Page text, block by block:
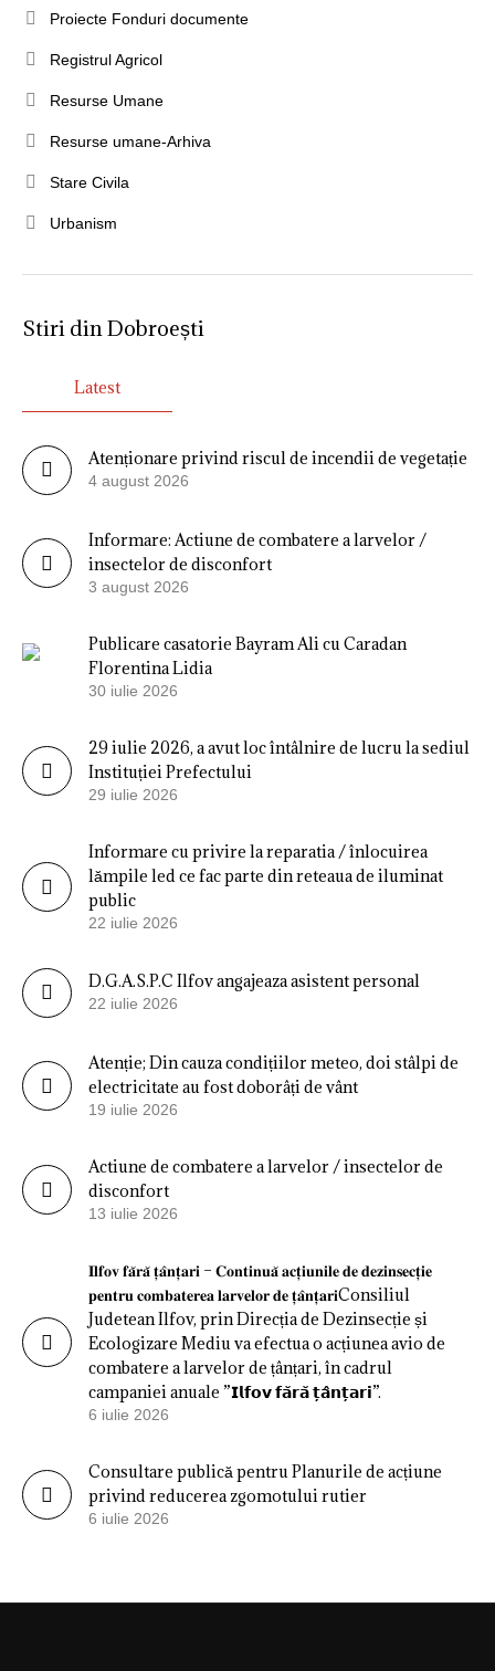
Proiecte Fonduri documente
Registrul Agricol
Resurse Umane
Resurse umane-Arhiva
Stare Civila
Urbanism
Stiri din Dobroești
Latest
Atenționare privind riscul de incendii de vegetație
4 august 2026
Informare: Actiune de combatere a larvelor /
insectelor de disconfort
3 august 2026
Publicare casatorie Bayram Ali cu Caradan
Florentina Lidia
30 iulie 2026
29 iulie 2026, a avut loc întâlnire de lucru la sediul
Instituției Prefectului
29 iulie 2026
Informare cu privire la reparatia / înlocuirea
lămpile led ce fac parte din reteaua de iluminat
public
22 iulie 2026
D.G.A.S.P.C Ilfov angajeaza asistent personal
22 iulie 2026
Atenție; Din cauza condițiilor meteo, doi stâlpi de
electricitate au fost doborâți de vânt
19 iulie 2026
Actiune de combatere a larvelor / insectelor de
disconfort
13 iulie 2026
𝐈𝐥𝐟𝐨𝐯 𝐟𝐚̆𝐫𝐚̆ 𝐭̦𝐚̂𝐧𝐭̦𝐚𝐫𝐢 – 𝐂𝐨𝐧𝐭𝐢𝐧𝐮𝐚̆ 𝐚𝐜𝐭̦𝐢𝐮𝐧𝐢𝐥𝐞 𝐝𝐞 𝐝𝐞𝐳𝐢𝐧𝐬𝐞𝐜𝐭̦𝐢𝐞
𝐩𝐞𝐧𝐭𝐫𝐮 𝐜𝐨𝐦𝐛𝐚𝐭𝐞𝐫𝐞𝐚 𝐥𝐚𝐫𝐯𝐞𝐥𝐨𝐫 𝐝𝐞 𝐭̦𝐚̂𝐧𝐭̦𝐚𝐫𝐢Consiliul
Judetean Ilfov, prin Direcția de Dezinsecție și
Ecologizare Mediu va efectua o acțiunea avio de
combatere a larvelor de țânțari, în cadrul
campaniei anuale ”𝗜𝗹𝗳𝗼𝘃 𝗳𝗮̆𝗿𝗮̆ 𝘁̦𝗮̂𝗻𝘁̦𝗮𝗿𝗶”.
6 iulie 2026
Consultare publică pentru Planurile de acțiune
privind reducerea zgomotului rutier
6 iulie 2026